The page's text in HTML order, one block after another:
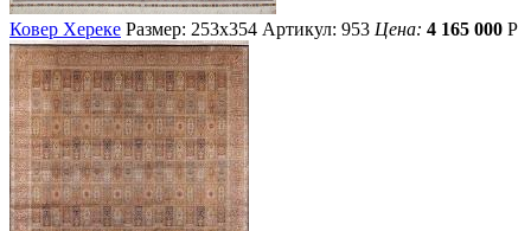
Ковер Хереке Размер: 253х354 Артикул: 953 Цена: 4 165 000 Р